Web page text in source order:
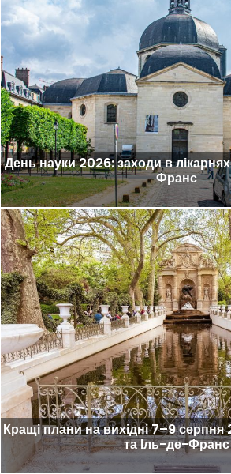
День науки 2026: заходи в
Франс
Кращі плани на вихідні 7–9
та Іль-де-Франс